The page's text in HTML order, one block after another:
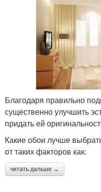
Благодаря правильно
существенно улучшить
придать ей
Какие обои лучше
от таких факторов как:
читать дальше →